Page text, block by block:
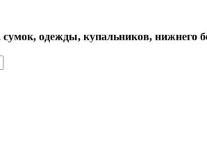
сумок, одежды, купальников, нижнего